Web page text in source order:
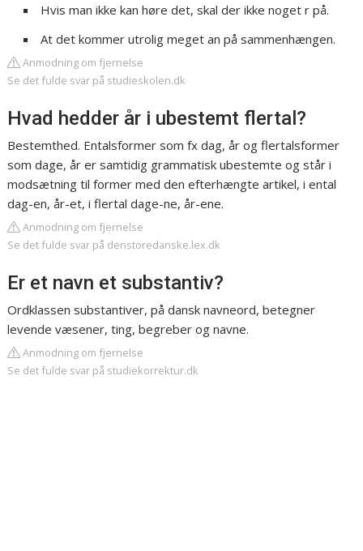
Hvis man ikke kan høre det, skal der ikke noget r på.
At det kommer utrolig meget an på sammenhængen.
Anmodning om fjernelse
Se det fulde svar på studieskolen.dk
Hvad hedder år i ubestemt flertal?
Bestemthed. Entalsformer som fx dag, år og flertalsformer
som dage, år er samtidig grammatisk ubestemte og står i
modsætning til former med den efterhængte artikel, i ental
dag-en, år-et, i flertal dage-ne, år-ene.
Anmodning om fjernelse
Se det fulde svar på denstoredanske.lex.dk
Er et navn et substantiv?
Ordklassen substantiver, på dansk navneord, betegner
levende væsener, ting, begreber og navne.
Anmodning om fjernelse
Se det fulde svar på studiekorrektur.dk